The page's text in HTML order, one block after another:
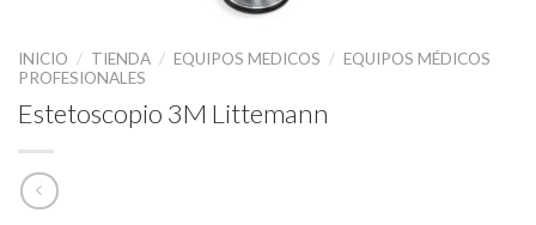
INICIO / TIENDA / EQUIPOS MEDICOS / EQUIPOS MÉDICOS
PROFESIONALES
Estetoscopio 3M Littemann